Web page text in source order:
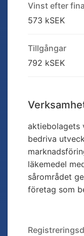
Vinst efter
573 kSEK
Tillgångar
792 kSEK
aktiebolagets
bedriva
läkemedel
sårområdet
företag som